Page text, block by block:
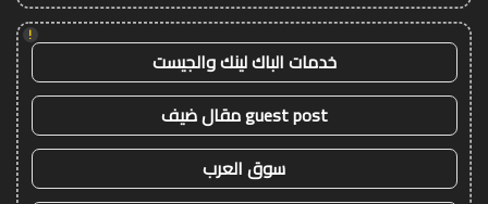
!
خدمات الباك لينك والجيست
guest post مقال ضيف
سوق العرب